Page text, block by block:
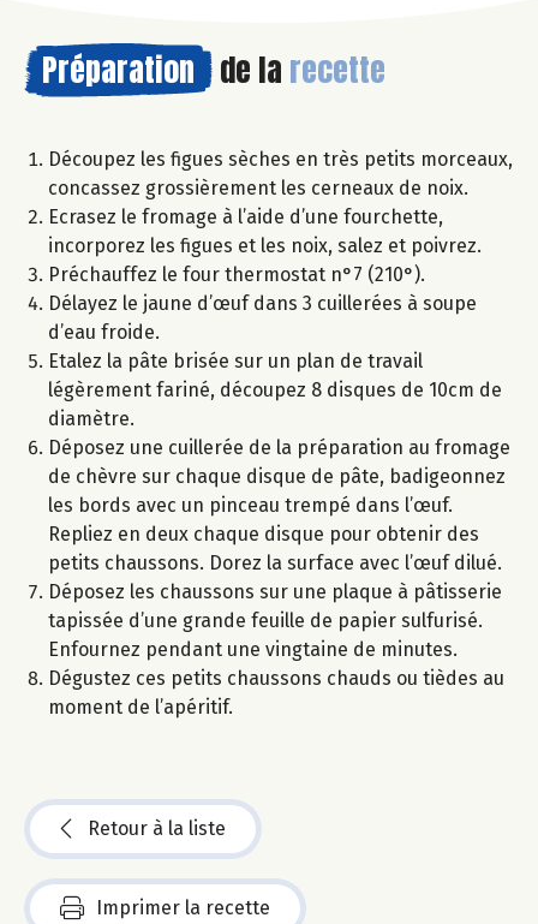
Préparation de la recette
Découpez les figues sèches en très petits morceaux,
concassez grossièrement les cerneaux de noix.
Ecrasez le fromage à l’aide d’une fourchette,
incorporez les figues et les noix, salez et poivrez.
Préchauffez le four thermostat n°7 (210°).
Délayez le jaune d’œuf dans 3 cuillerées à soupe
d’eau froide.
Etalez la pâte brisée sur un plan de travail
légèrement fariné, découpez 8 disques de 10cm de
diamètre.
Déposez une cuillerée de la préparation au fromage
de chèvre sur chaque disque de pâte, badigeonnez
les bords avec un pinceau trempé dans l’œuf.
Repliez en deux chaque disque pour obtenir des
petits chaussons. Dorez la surface avec l’œuf dilué.
Déposez les chaussons sur une plaque à pâtisserie
tapissée d’une grande feuille de papier sulfurisé.
Enfournez pendant une vingtaine de minutes.
Dégustez ces petits chaussons chauds ou tièdes au
moment de l’apéritif.
Retour à la liste
Imprimer la recette